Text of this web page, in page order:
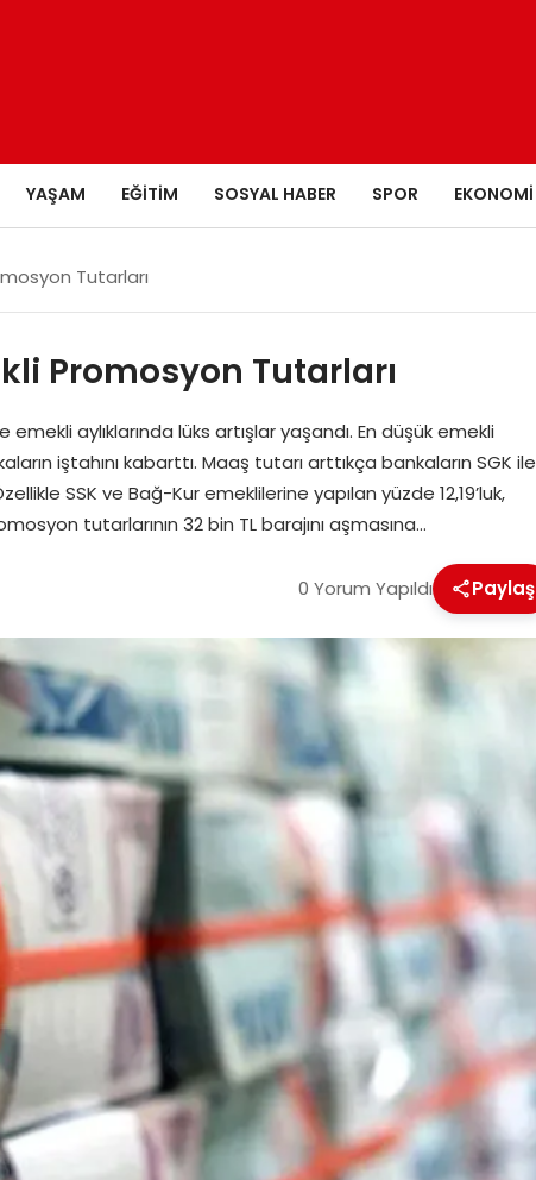
YAŞAM EĞITIM SOSYAL HABER SPOR EKONOMI
Tutarları
Promosyon Tutarları
aylıklarında lüks artışlar yaşandı. En düşük emekli
iştahını kabarttı. Maaş tutarı arttıkça bankaların SGK ile
SSK ve Bağ-Kur emeklilerine yapılan yüzde 12,19’luk,
tutarlarının 32 bin TL barajını aşmasına…
0 Yorum Yapıldı Paylaş